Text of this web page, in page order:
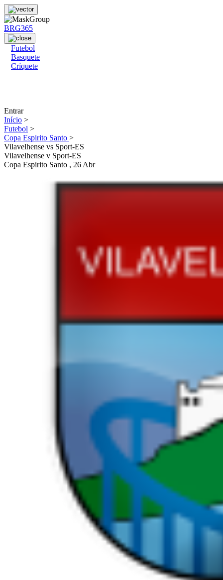
BRG365
Futebol
Basquete
Críquete
Entrar
Início >
Futebol >
Copa Espirito Santo >
Vilavelhense vs Sport-ES
Vilavelhense v Sport-ES
Copa Espirito Santo , 26 Abr